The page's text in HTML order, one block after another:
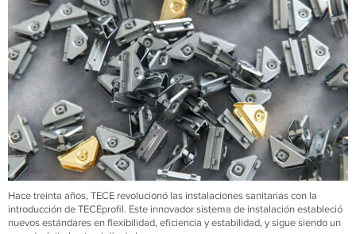
Hace treinta años, TECE revolucionó las instalaciones sanitarias con la
introducción de TECEprofil. Este innovador sistema de instalación estableció
nuevos estándares en flexibilidad, eficiencia y estabilidad, y sigue siendo un